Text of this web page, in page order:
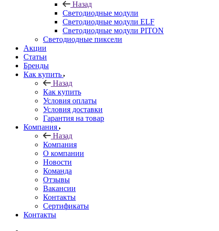
Назад
Светодиодные модули
Светодиодные модули ELF
Светодиодные модули PITON
Светодиодные пиксели
Акции
Статьи
Бренды
Как купить
Назад
Как купить
Условия оплаты
Условия доставки
Гарантия на товар
Компания
Назад
Компания
О компании
Новости
Команда
Отзывы
Вакансии
Контакты
Сертификаты
Контакты